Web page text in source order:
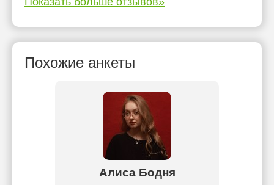
Похожие анкеты
Алиса Бодня